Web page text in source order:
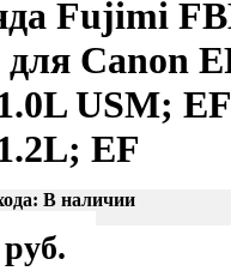
Fujimi
Canon
USM; EF
EF
В наличии